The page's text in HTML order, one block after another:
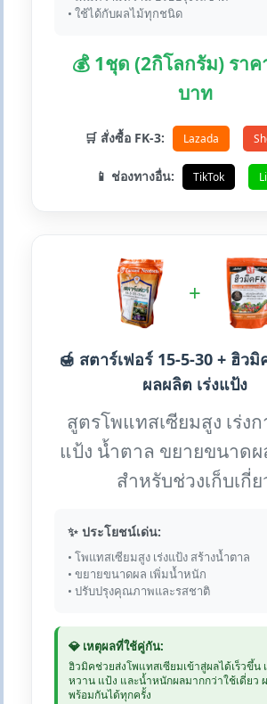
• ใช้ได้กับผลไม้ทุกชนิด
💰 1ชุด (2กิโลกรัม) ราค
บาท
🛒 สั่งซื้อ FK-3: Lazada
📱 ช่องทางอื่น: TikTok
+
🍯 สตาร์เฟอร์ 15-5-30 + ฮิวมิ
ผลผลิต เร่งแป้ง
สูตรโพแทสเซียมสูง เร่งก
แป้ง น้ำตาล ขยายขนาดผ
สำหรับช่วงเก็บเกี่ย
✨ ประโยชน์เด่น:
• โพแทสเซียมสูง เร่งแป้ง สร้างน้ำตาล
• ขยายขนาดผล เพิ่มน้ำหนัก
• ปรับปรุงคุณภาพและรสชาติ
💎 เหตุผลที่ใช้คู่กัน:
ฮิวมิคช่วยส่งโพแทสเซียมเข้าสู่ผลได้เร็วขึ้น
หวาน แป้ง และน้ำหนักผลมากกว่าใช้เดี่ยว
พร้อมกันได้ทุกครั้ง